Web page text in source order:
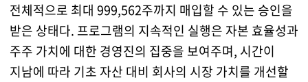
전체적으로 최대 999,562주까지 매입할 수 있는 승인을
받은 상태다. 프로그램의 지속적인 실행은 자본 효율성과
주주 가치에 대한 경영진의 집중을 보여주며, 시간이
지남에 따라 기초 자산 대비 회사의 시장 가치를 개선할